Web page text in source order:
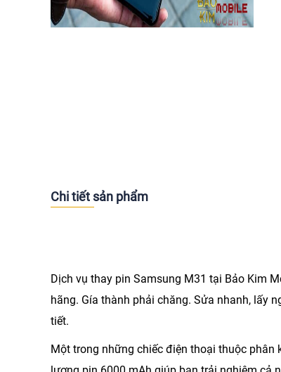
Chi tiết sản phẩm
Dịch vụ thay pin Samsung M31 tại Bảo Kim
hãng. Gía thành phải chăng. Sửa nhanh, lấy
tiết.
Một trong những chiếc điện thoại thuộc phân